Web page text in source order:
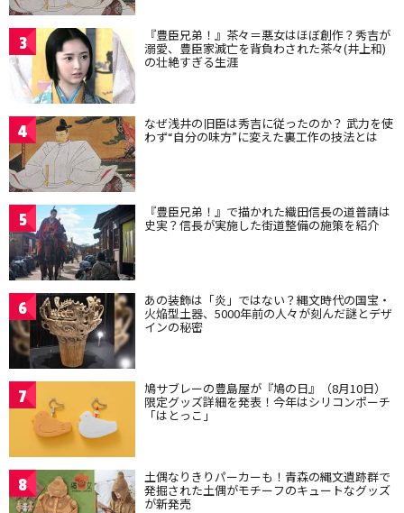
3 『豊臣兄弟！』茶々＝悪女はほぼ創作？秀吉が
溺愛、豊臣家滅亡を背負わされた茶々(井上和)
の壮絶すぎる生涯
4 なぜ浅井の旧臣は秀吉に従ったのか？ 武力を使
わず“自分の味方”に変えた裏工作の技法とは
5 『豊臣兄弟！』で描かれた織田信長の道普請は
史実？信長が実施した街道整備の施策を紹介
6 あの装飾は「炎」ではない？縄文時代の国宝・
火焔型土器、5000年前の人々が刻んだ謎とデザ
インの秘密
7 鳩サブレーの豊島屋が『鳩の日』（8月10日）
限定グッズ詳細を発表！今年はシリコンポーチ
「はとっこ」
8 土偶なりきりパーカーも！青森の縄文遺跡群で
発掘された土偶がモチーフのキュートなグッズ
が新発売